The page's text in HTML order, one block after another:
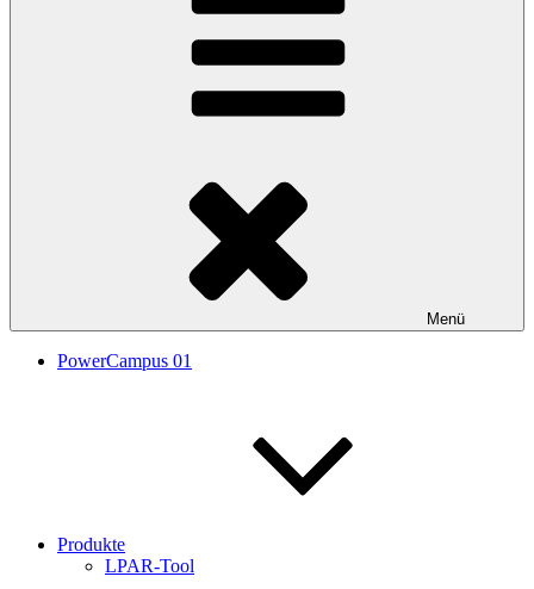
Menü
PowerCampus 01
Produkte
LPAR-Tool